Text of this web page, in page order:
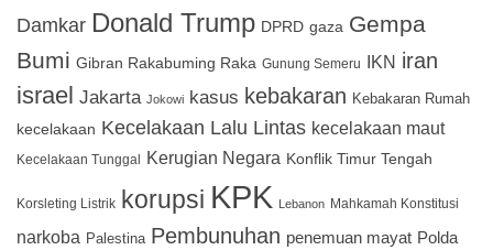
Damkar Donald Trump DPRD gaza Gempa
Bumi Gibran Rakabuming Raka Gunung Semeru IKN iran
israel Jakarta Jokowi kasus kebakaran Kebakaran Rumah
kecelakaan Kecelakaan Lalu Lintas kecelakaan maut
Kecelakaan Tunggal Kerugian Negara Konflik Timur Tengah
Korsleting Listrik korupsi KPK Lebanon Mahkamah Konstitusi
narkoba Palestina Pembunuhan penemuan mayat Polda